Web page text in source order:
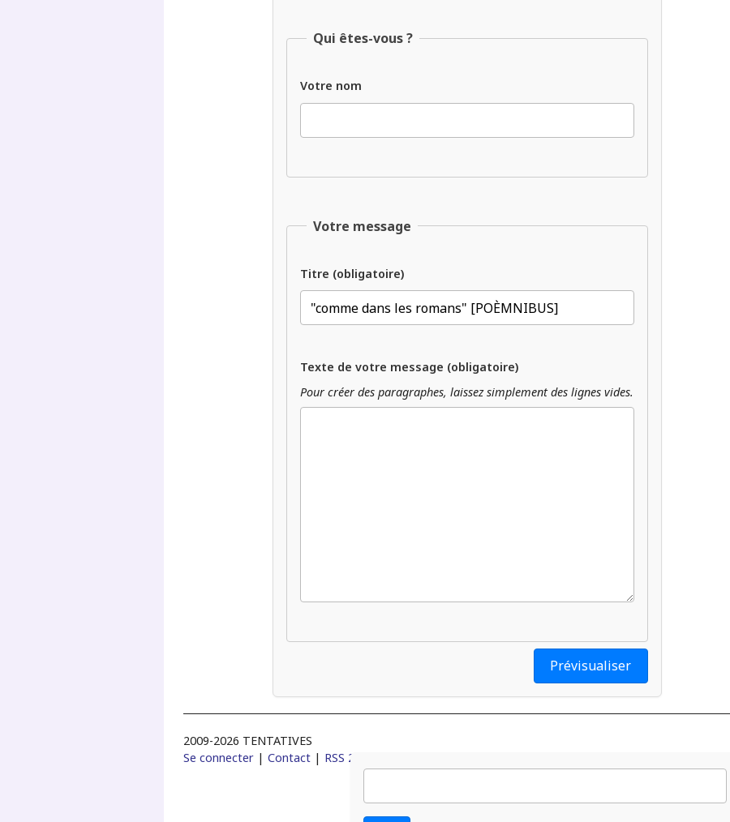
Qui êtes-vous ?
Votre nom
Votre message
Titre (obligatoire)
Texte de votre message (obligatoire)
Pour créer des paragraphes, laissez simplement des lignes vides.
2009-2026 TENTATIVES
Se connecter| Contact| RSS 2.0